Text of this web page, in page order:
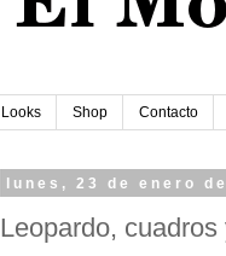
Looks Shop Contacto
lunes, 23 de enero
Leopardo, cuadros